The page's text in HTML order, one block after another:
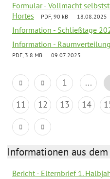
Formular - Vollmacht
Hortes
PDF, 90 kB 18.08.2025
Information - Schließtage
Information -
PDF, 3.8 MB 09.07.2025
1 ...
11
12 13 14
Informationen aus
Bericht - Elternbrief 1.